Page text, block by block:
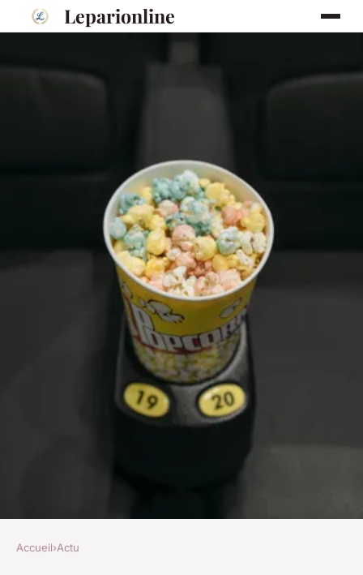
Leparionline
Accueil›Actu